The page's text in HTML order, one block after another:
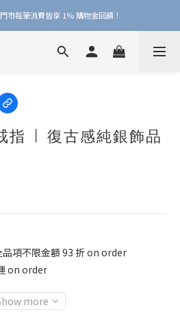
市每筆消費皆享 1% 購物金回饋！
市每筆消費皆享 1% 購物金回饋！
& 折抵購物金，再送 $50 入會禮
指 | 復古感純銀飾品
品項不限金額 93 折 on order
on order
more